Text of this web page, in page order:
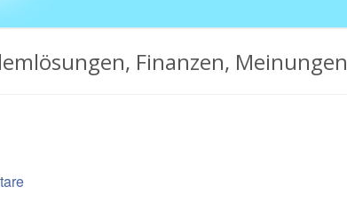
Finanzen, Meinungen